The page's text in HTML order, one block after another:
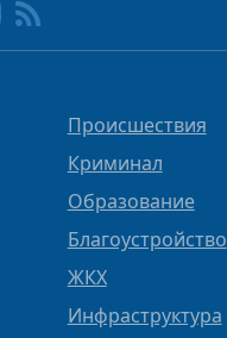
Происшествия
Криминал
Образование
Благоустройство
ЖКХ
Инфраструктура